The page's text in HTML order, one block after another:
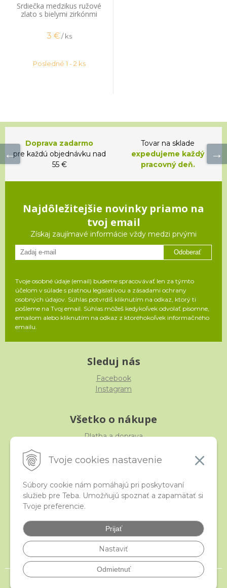
Tvoje cookies nastavenie
Súbory cookie nám pomáhajú pri poskytovaní
služieb pre Teba. Umožňujú spoznať a zapamätať si
Tvoje preferencie.
Prijať
Nastaviť
Odmietnuť
Srdiečka medzikus ružové
zlato s bielymi zirkónmi
3 € / ks
Posledné 1 - 2 ks
Doprava zadarmo
pre každú objednávku nad
55 €
Tovar na sklade
expedujeme každý
pracovný deň.
Najdôležitejšie novinky priamo na
tvoj email
Získaj zaujímavé informácie vždy medzi prvými
Odoberať
Tvoje osobné údaje (email) budeme spracovávať len za týmto
účelom v súlade s platnou legislatívou a zásadami ochrany
osobných údajov. Súhlas potvrdíš kliknutím na odkaz, ktorý ti
pošleme na Tvoj email. Súhlas môžeš kedykoľvek odvolať písomne,
emailom alebo kliknutím na odkaz z ktoréhokoľvek informačného
emailu.
Sleduj nás
Facebook
Instagram
Všetko o nákupe
Platba a doprava
Obchodné podmienky
iStraka
Veľkoobchod
Najčastejšie otázky
Certifikáty
© 2026 istraka.sk - najligotavejšie korálky a polodrahokamy široko ďaleko •